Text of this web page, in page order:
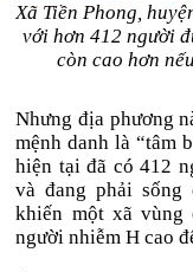
Xã Tiền Phong,
với hơn 412 người
còn cao hơn
Nhưng địa phương
mệnh danh là “tâm
hiện tại đã có 412
và đang phải sống
khiến một xã
người nhiễm H cao